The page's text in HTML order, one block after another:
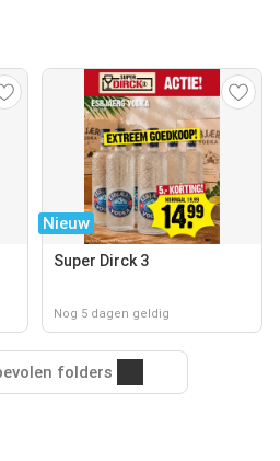
Nieuw
Super Dirck 3
Nog 5 dagen geldig
folders